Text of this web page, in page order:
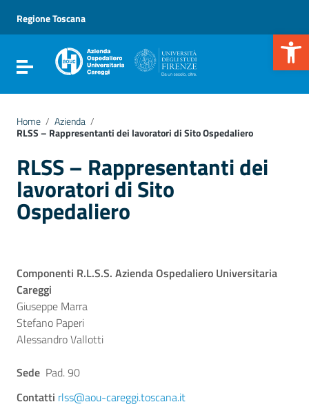
Vai al menu di navigazione
Vai al footer
Regione Toscana
Attiva / disattiva la navigazione
Home / Azienda /
RLSS – Rappresentanti dei lavoratori di Sito Ospedaliero
RLSS – Rappresentanti dei
lavoratori di Sito
Ospedaliero
Componenti R.L.S.S. Azienda Ospedaliero Universitaria
Careggi
Giuseppe Marra
Stefano Paperi
Alessandro Vallotti
Sede Pad. 90
Contatti rlss@aou-careggi.toscana.it